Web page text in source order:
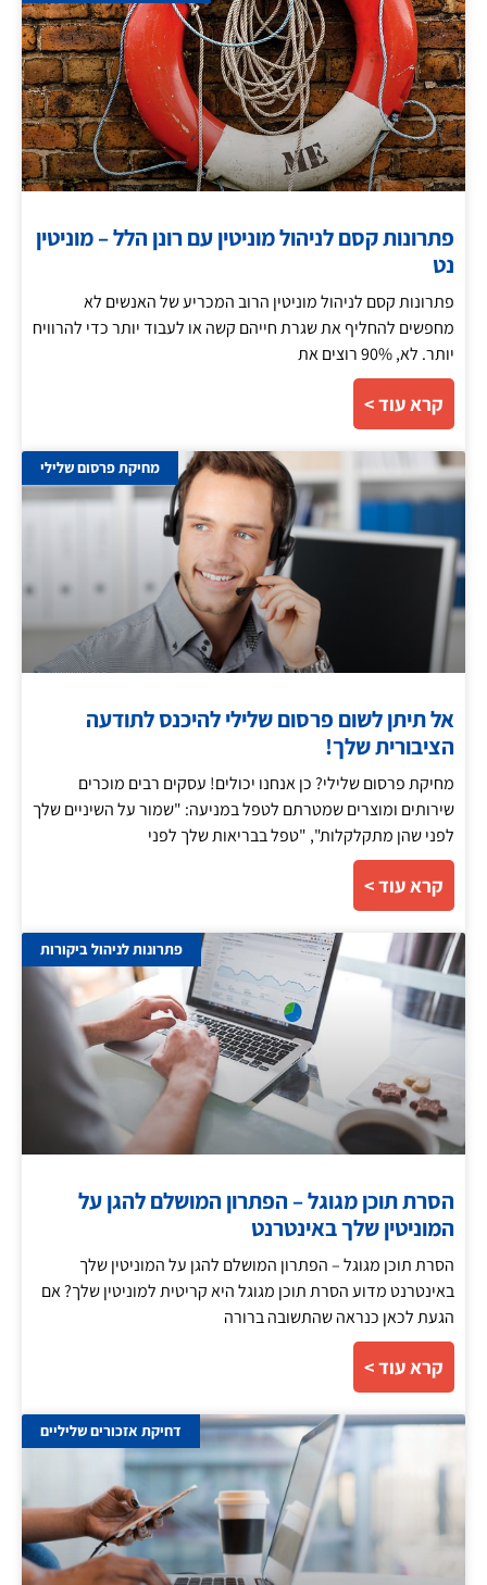
פתרונות קסם לניהול מוניטין עם רונן הלל – מוניטין
נט
פתרונות קסם לניהול מוניטין הרוב המכריע של האנשים לא
מחפשים להחליף את שגרת חייהם קשה או לעבוד יותר כדי להרוויח
יותר. לא, 90% רוצים את
קרא עוד >
מחיקת פרסום שלילי
אל תיתן לשום פרסום שלילי להיכנס לתודעה
הציבורית שלך!
מחיקת פרסום שלילי? כן אנחנו יכולים! עסקים רבים מוכרים
שירותים ומוצרים שמטרתם לטפל במניעה: "שמור על השיניים שלך
לפני שהן מתקלקלות", "טפל בבריאות שלך לפני
קרא עוד >
פתרונות לניהול ביקורות
הסרת תוכן מגוגל – הפתרון המושלם להגן על
המוניטין שלך באינטרנט
הסרת תוכן מגוגל – הפתרון המושלם להגן על המוניטין שלך
באינטרנט מדוע הסרת תוכן מגוגל היא קריטית למוניטין שלך? אם
הגעת לכאן כנראה שהתשובה ברורה
קרא עוד >
דחיקת אזכורים שליליים